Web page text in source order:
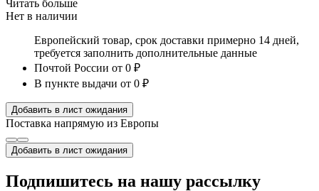
Читать больше
Нет в наличии
Европейский товар, срок доставки примерно 14 дней,
требуется заполнить дополнительные данные
Почтой России от 0 ₽
В пункте выдачи от 0 ₽
Добавить в лист ожидания
Поставка напрямую из Европы
Добавить в лист ожидания
Подпишитесь на нашу рассылку